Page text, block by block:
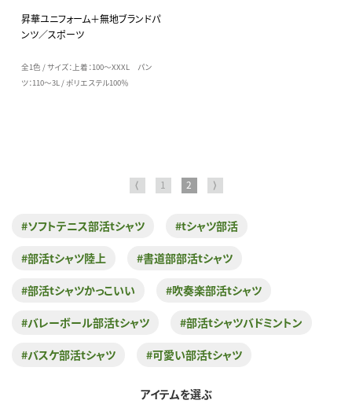
昇華ユニフォーム＋無地ブランドパ
ンツ／スポーツ
全1色 / サイズ：上着：100～XXXL パン
ツ：110～3L / ポリエステル100％
⟨ 1 2 ⟩
#ソフトテニス部活tシャツ #tシャツ部活
#部活tシャツ陸上 #書道部部活tシャツ
#部活tシャツかっこいい #吹奏楽部活tシャツ
#バレーボール部活tシャツ #部活tシャツバドミントン
#バスケ部活tシャツ #可愛い部活tシャツ
アイテムを選ぶ